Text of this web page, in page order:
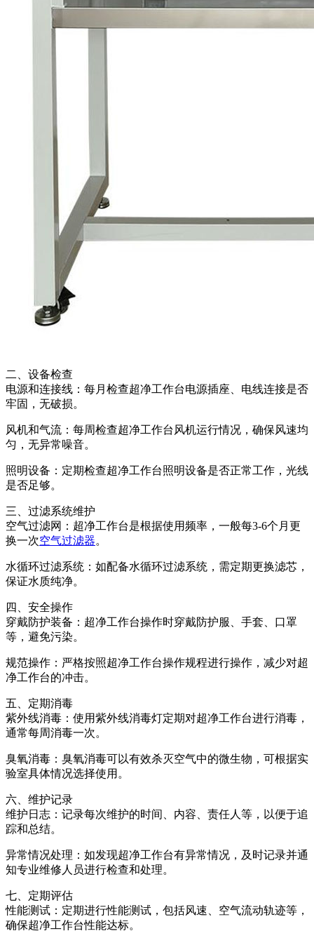
二、设备检查
电源和连接线：每月检查超净工作台电源插座、电线连接是否
牢固，无破损。
风机和气流：每周检查超净工作台风机运行情况，确保风速均
匀，无异常噪音。
照明设备：定期检查超净工作台照明设备是否正常工作，光线
是否足够。
三、过滤系统维护
空气过滤网：超净工作台是根据使用频率，一般每3-6个月更
换一次空气过滤器。
水循环过滤系统：如配备水循环过滤系统，需定期更换滤芯，
保证水质纯净。
四、安全操作
穿戴防护装备：超净工作台操作时穿戴防护服、手套、口罩
等，避免污染。
规范操作：严格按照超净工作台操作规程进行操作，减少对超
净工作台的冲击。
五、定期消毒
紫外线消毒：使用紫外线消毒灯定期对超净工作台进行消毒，
通常每周消毒一次。
臭氧消毒：臭氧消毒可以有效杀灭空气中的微生物，可根据实
验室具体情况选择使用。
六、维护记录
维护日志：记录每次维护的时间、内容、责任人等，以便于追
踪和总结。
异常情况处理：如发现超净工作台有异常情况，及时记录并通
知专业维修人员进行检查和处理。
七、定期评估
性能测试：定期进行性能测试，包括风速、空气流动轨迹等，
确保超净工作台性能达标。